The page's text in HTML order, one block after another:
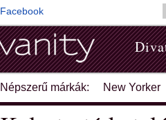
Facebook
Népszerű márkák: New Yorker